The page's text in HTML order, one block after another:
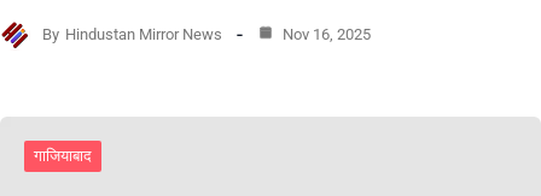
By Hindustan Mirror News Nov 16, 2025
गाजियाबाद